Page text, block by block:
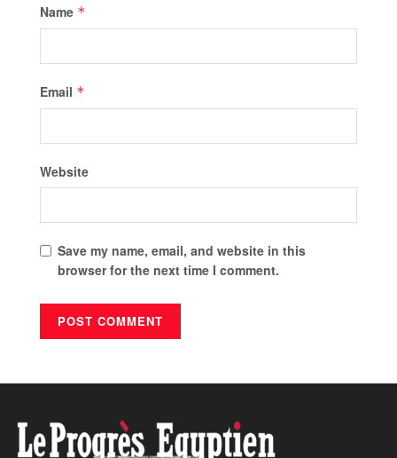
Name *
Email *
Website
Save my name, email, and website in this
browser for the next time I comment.